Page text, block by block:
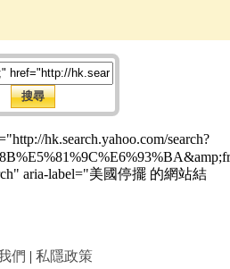
hk.search.yahoo.com/search?
aria-label="美國停擺 的網站結
們 | 私隱政策